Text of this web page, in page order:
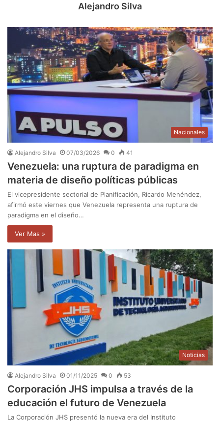
Alejandro Silva
Nacionales
Alejandro Silva 07/03/2026 0 41
Venezuela: una ruptura de paradigma en
materia de diseño políticas públicas
El vicepresidente sectorial de Planificación, Ricardo Menéndez,
afirmó este viernes que Venezuela representa una ruptura de
paradigma en el diseño…
Ver Mas »
Noticias
Alejandro Silva 01/11/2025 0 53
Corporación JHS impulsa a través de la
educación el futuro de Venezuela
La Corporación JHS presentó la nueva era del Instituto